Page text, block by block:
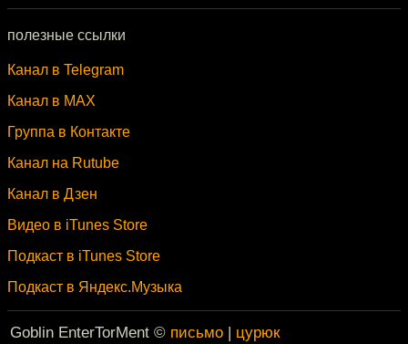
полезные ссылки
Канал в Telegram
Канал в MAX
Группа в Контакте
Канал на Rutube
Канал в Дзен
Видео в iTunes Store
Подкаст в iTunes Store
Подкаст в Яндекс.Музыка
Goblin EnterTorMent © письмо | цурюк